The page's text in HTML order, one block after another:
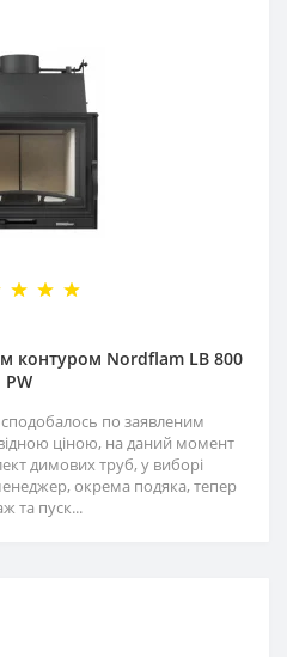
контуром Nordflam LB 800
PW
по заявленим
ціною, на даний момент
димових труб, у виборі
окрема подяка, тепер
та пуск...